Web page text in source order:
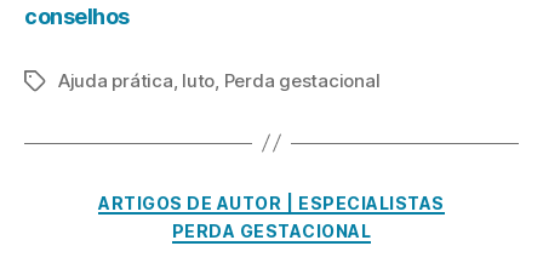
conselhos
Etiquetas
Ajuda prática luto Perda gestacional
Categorias
ARTIGOS DE AUTOR | ESPECIALISTAS
PERDA GESTACIONAL